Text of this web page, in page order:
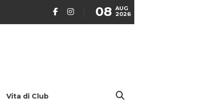
08 AUG
2026
Vita di Club